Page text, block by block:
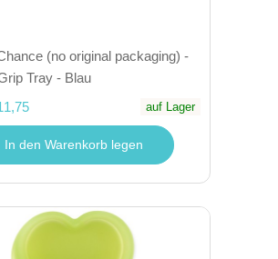
(no original packaging) -
Tray - Blau
auf Lager
In den Warenkorb legen